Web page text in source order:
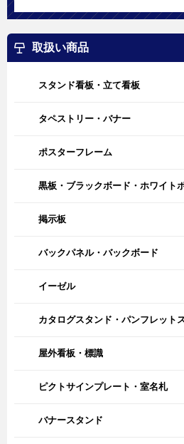
取扱い商品
スタンド看板・立て看板
タペストリー・バナー
ポスターフレーム
黒板・ブラックボード・ホワイト
掲示板
バックパネル・バックボード
イーゼル
カタログスタンド・パンフレット
屋外看板・標識
ピクトサインプレート・室名札
バナースタンド